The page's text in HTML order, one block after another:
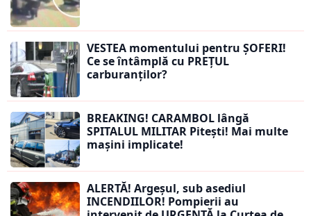
VESTEA momentului pentru ȘOFERI!
Ce se întâmplă cu PREȚUL
carburanților?
BREAKING! CARAMBOL lângă
SPITALUL MILITAR Pitești! Mai multe
mașini implicate!
ALERTĂ! Argeșul, sub asediul
INCENDIILOR! Pompierii au